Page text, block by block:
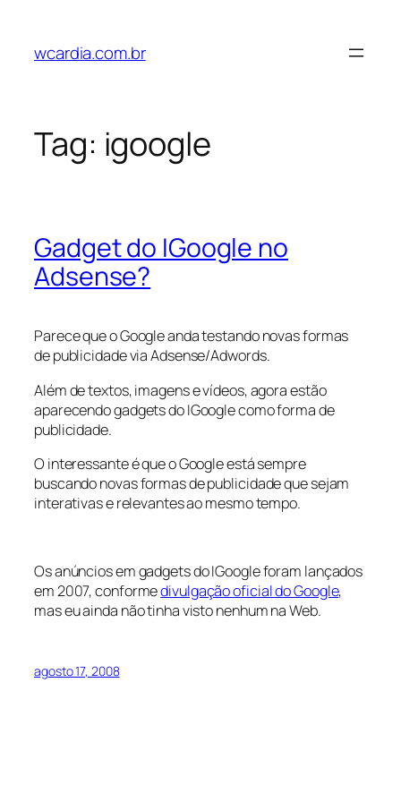
wcardia.com.br
Tag: igoogle
Gadget do IGoogle no
Adsense?
Parece que o Google anda testando novas formas
de publicidade via Adsense/Adwords.
Além de textos, imagens e vídeos, agora estão
aparecendo gadgets do IGoogle como forma de
publicidade.
O interessante é que o Google está sempre
buscando novas formas de publicidade que sejam
interativas e relevantes ao mesmo tempo.
Os anúncios em gadgets do IGoogle foram lançados
em 2007, conformedivulgação oficial do Google,
mas eu ainda não tinha visto nenhum na Web.
agosto 17, 2008